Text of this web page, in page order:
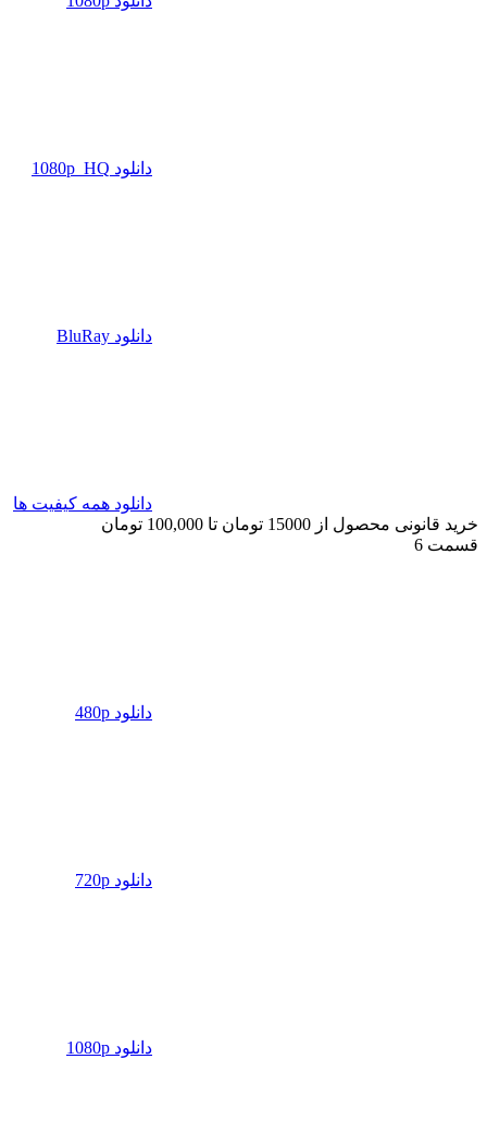
دانلود 1080p_HQ
دانلود BluRay
دانلود همه کیفیت ها
خرید قانونی محصول از 15000 تومان تا 100,000 تومان
قسمت 6
دانلود 480p
دانلود 720p
دانلود 1080p